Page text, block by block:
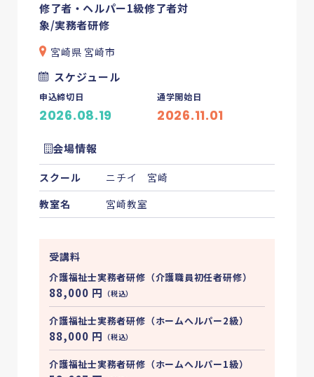
修了者・ヘルパー1級修了者対
象/実務者研修
宮崎県 宮崎市
スケジュール
申込締切日
2026.08.19
通学開始日
2026.11.01
会場情報
スクール
ニチイ 宮崎
教室名
宮崎教室
受講料
介護福祉士実務者研修（介護職員初任者研修）
88,000 円 （税込）
介護福祉士実務者研修（ホームへルパー2級）
88,000 円 （税込）
介護福祉士実務者研修（ホームへルパー1級）